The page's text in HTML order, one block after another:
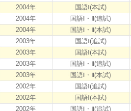
2004年
国語Ⅰ(本試)
2004年
国語Ⅰ・Ⅱ(追試)
2004年
国語Ⅰ・Ⅱ(本試)
2003年
国語Ⅰ(追試)
2003年
国語Ⅰ(本試)
2003年
国語Ⅰ・Ⅱ(追試)
2003年
国語Ⅰ・Ⅱ(本試)
2002年
国語Ⅰ(追試)
2002年
国語Ⅰ(本試)
2002年
国語Ⅰ・Ⅱ(追試)